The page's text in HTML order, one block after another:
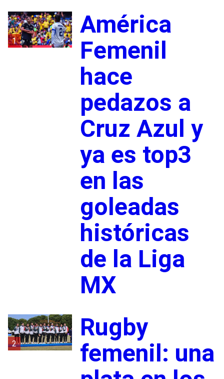
1
América
Femenil
hace
pedazos a
Cruz Azul y
ya es top3
en las
goleadas
históricas
de la Liga
MX
2
Rugby
femenil: una